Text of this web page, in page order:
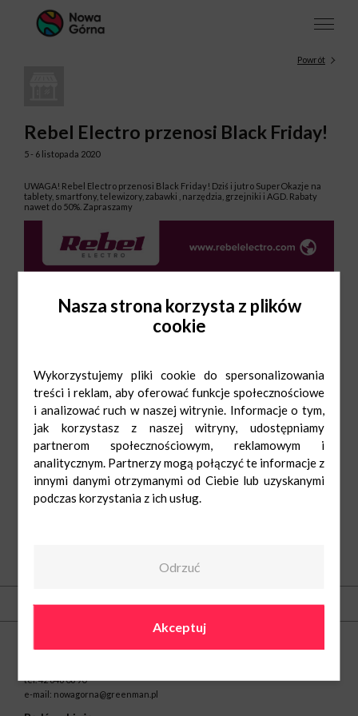
Powrót
Rebel Electro przenosi Black Friday!
5 - 6 listopada 2020
UWAGA! Rebel Electro przenosi Black Friday! Dziś i jutro SuperOkazje na
tablety, smartfony, telewizory, zabawki , narzędzia, grzejniki i AGD. Rabaty
nawet do 50%. Zapraszamy
Kontakt
Centrum Handlowe Nowa Górna w Łodzi
ul. Kolumny 6/36
tel.42 646 06 90
e-mail: nowagorna@greenman.pl
Nasza strona korzysta z plików
cookie
Wykorzystujemy pliki cookie do spersonalizowania
treści i reklam, aby oferować funkcje społecznościowe
i analizować ruch w naszej witrynie. Informacje o tym,
jak korzystasz z naszej witryny, udostępniamy
partnerom społecznościowym, reklamowym i
analitycznym. Partnerzy mogą połączyć te informacje z
innymi danymi otrzymanymi od Ciebie lub uzyskanymi
podczas korzystania z ich usług.
Odrzuć
Akceptuj